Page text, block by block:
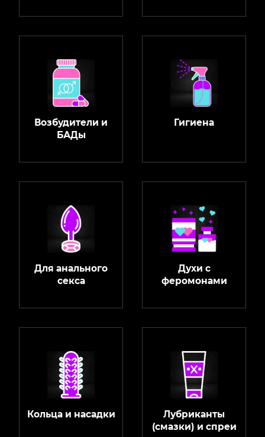
Возбудители и
БАДы
Гигиена
Для анального
секса
Духи с
феромонами
Кольца и насадки
Лубриканты
(смазки) и спреи